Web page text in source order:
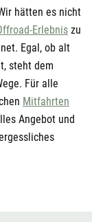
hätten es nicht
Erlebnis zu
Egal, ob alt
steht dem
Für alle
Mitfahrten
Angebot und